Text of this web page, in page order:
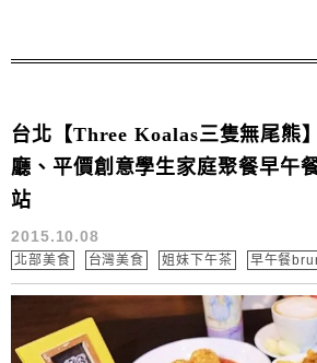
台北【Three Koalas三隻無尾熊
廳、平價創意學生家庭聚餐早午
站
2015.10.08
北部美食 台灣美食 姐妹下午茶 早午餐